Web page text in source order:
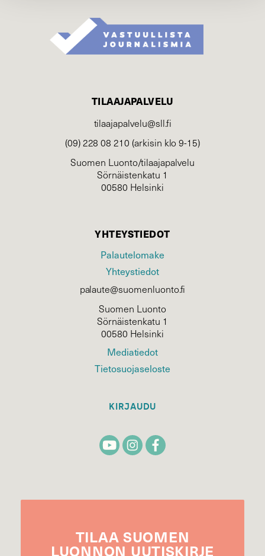
TILAAJAPALVELU
tilaajapalvelu@sll.fi
(09) 228 08 210 (arkisin klo 9-15)
Suomen Luonto/tilaajapalvelu
Sörnäistenkatu 1
00580 Helsinki
YHTEYSTIEDOT
Palautelomake
Yhteystiedot
palaute@suomenluonto.fi
Suomen Luonto
Sörnäistenkatu 1
00580 Helsinki
Mediatiedot
Tietosuojaseloste
KIRJAUDU
TILAA SUOMEN
LUONNON UUTIS­KIRJE